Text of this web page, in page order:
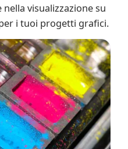
visualizzazione su
i tuoi progetti grafici.